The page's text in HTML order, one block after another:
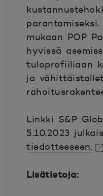
mukaan POP
hyvissä
tuloprofiiliaan
ja
Linkki S&P
5.10.2023
tiedotteeseen.
Lisätietoja: